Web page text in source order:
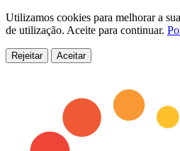
Utilizamos cookies para melhorar a
de utilização. Aceite para continuar.
Rejeitar Aceitar